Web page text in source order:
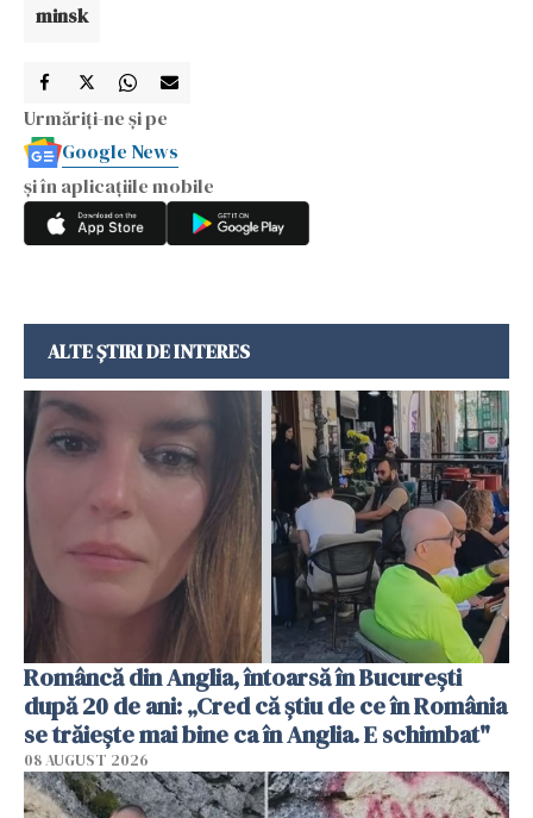
minsk
Urmăriți-ne și pe
Google News
și în aplicațiile mobile
ALTE ȘTIRI DE INTERES
Româncă din Anglia, întoarsă în București
după 20 de ani: „Cred că știu de ce în România
se trăiește mai bine ca în Anglia. E schimbat"
08 AUGUST 2026